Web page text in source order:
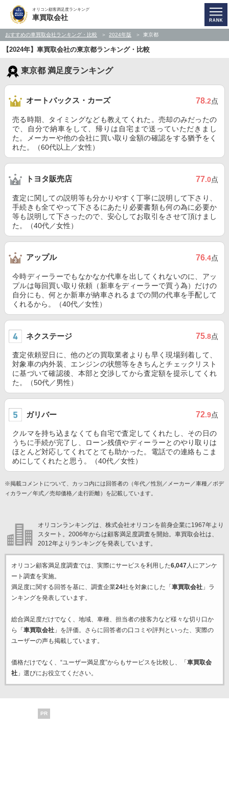
オリコン顧客満足度ランキング
車買取会社
おすすめの車買取会社ランキング・比較 2024年版 東京都
【2024年】車買取会社の東京都ランキング・比較
東京都 満足度ランキング
オートバックス・カーズ 78.2点
売る時期、タイミングなども教えてくれた。売却のみだったの
で、自分で納車をして、帰りは自宅まで送っていただきまし
た。メーカーや他の会社に買い取り金額の確認をする猶予をく
れた。（60代以上／女性）
トヨタ販売店 77.0点
査定に関しての説明等も分かりやすく丁寧に説明して下さり、
手続きも全てやって下さるにあたり必要書類も何の為に必要か
等も説明して下さったので、安心してお取引をさせて頂けまし
た。（40代／女性）
アップル 76.4点
今時ディーラーでもなかなか代車を出してくれないのに、アッ
プルは毎回買い取り依頼（新車をディーラーで買う為）だけの
自分にも、何とか新車が納車されるまでの間の代車を手配して
くれるから。（40代／女性）
ネクステージ 75.8点
査定依頼翌日に、他のどの買取業者よりも早く現場到着して、
対象車の内外装、エンジンの状態等をきちんとチェックリスト
に基づいて確認後、本部と交渉してから査定額を提示してくれ
た。（50代／男性）
ガリバー 72.9点
クルマを持ち込まなくても自宅で査定してくれたし、その日の
うちに手続が完了し、ローン残債やディーラーとのやり取りは
ほとんど対応してくれてとても助かった。電話での連絡もこま
めにしてくれたと思う。（40代／女性）
※掲載コメントについて、カッコ内には回答者の（年代／性別／メーカー／車種／ボデ
ィカラー／年式／売却価格／走行距離）を記載しています。
オリコンランキングは、株式会社オリコンを前身企業に1967年より
スタート。2006年からは顧客満足度調査を開始。車買取会社は、
2012年よりランキングを発表しています。
オリコン顧客満足度調査では、実際にサービスを利用した6,047人にアンケ
ート調査を実施。
満足度に関する回答を基に、調査企業24社を対象にした「 車買取会社」ラ
ンキングを発表しています。
総合満足度だけでなく、地域、車種、担当者の接客力など様々な切り口か
ら「 車買取会社」を評価。さらに回答者の口コミや評判といった、実際の
ユーザーの声も掲載しています。
価格だけでなく、“ユーザー満足度”からもサービスを比較し、「 車買取会
社」選びにお役立てください。
PR